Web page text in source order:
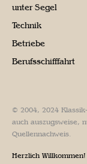
unter Segel
Technik
Betriebe
Berufsschifffahrt
© 2004, 2024
auch auszugsweise,
Quellennachweis.
Herzlich Willkommen!